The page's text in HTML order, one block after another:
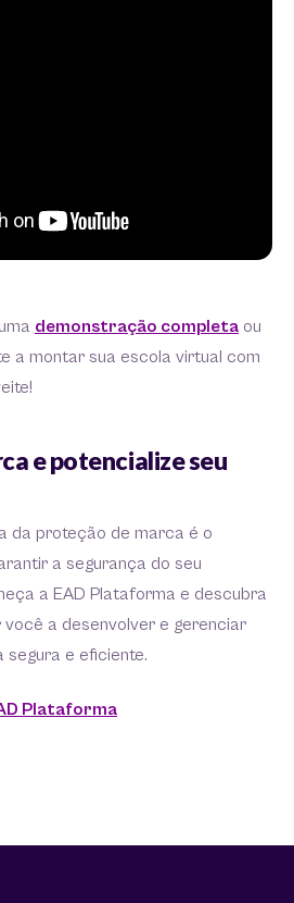
demonstração completa ou
a montar sua escola virtual com
e potencialize seu
da proteção de marca é o
a segurança do seu
a EAD Plataforma e descubra
a desenvolver e gerenciar
segura e eficiente.
Plataforma